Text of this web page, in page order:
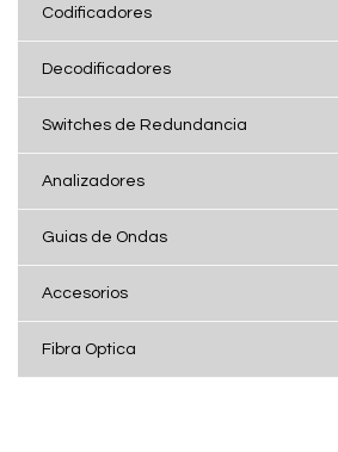
Codificadores
Decodificadores
Switches de Redundancia
Analizadores
Guias de Ondas
Accesorios
Fibra Optica